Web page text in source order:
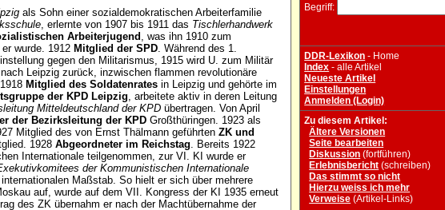
als Sohn einer sozialdemokratischen Arbeiterfamilie
, erlernte von 1907 bis 1911 das Tischlerhandwerk
Arbeiterjugend
, was ihn 1910 zum
wurde. 1912 Mitglied der SPD . Während des 1.
gegen den Militarismus, 1915 wird U. zum Militär
Leipzig zurück, inzwischen flammen revolutionäre
Mitglied des Soldatenrates in Leipzig und gehörte im
der KPD Leipzig , arbeitete aktiv in deren Leitung
Mitteldeutschland der KPD übertragen. Von April
der Bezirksleitung der KPD Großthüringen. 1923 als
Mitglied des von Ernst Thälmann geführtenZK und
1928Abgeordneter im Reichstag . Bereits 1922
Internationale teilgenommen, zur VI. KI wurde er
der Kommunistischen Internationale
Maßstab. So hielt er sich über mehrere
auf, wurde auf dem VII. Kongress der KI 1935 erneut
des ZK übernahm er nach der Machtübernahme der
Begriff:
DDR-Lexikon - Home
Index - alle Artikel
Neueste Artikel
Einstellungen
Anmelden (Login)
Zu diesem Artikel:
Ältere Versionen
Seite bearbeiten
Diskussion (fortführen)
Erlebnisbericht (schreiben)
Das stimmt so nicht
Hierzu weiss ich mehr
Verweise (Artikel-Links)